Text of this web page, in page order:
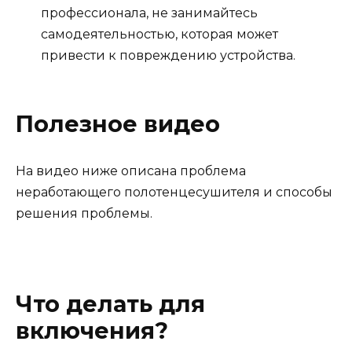
профессионала, не занимайтесь
самодеятельностью, которая может
привести к повреждению устройства.
Полезное видео
На видео ниже описана проблема
неработающего полотенцесушителя и способы
решения проблемы.
Что делать для
включения?